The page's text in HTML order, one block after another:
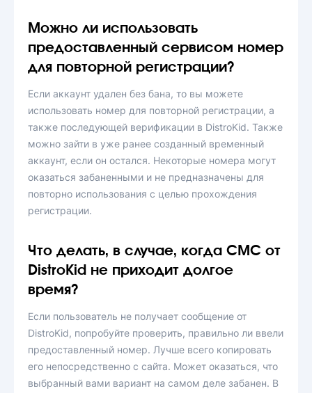
Можно ли использовать
предоставленный сервисом номер
для повторной регистрации?
Если аккаунт удален без бана, то вы можете
использовать номер для повторной регистрации, а
также последующей верификации в DistroKid. Также
можно зайти в уже ранее созданный временный
аккаунт, если он остался. Некоторые номера могут
оказаться забаненными и не предназначены для
повторно использования с целью прохождения
регистрации.
Что делать, в случае, когда СМС от
DistroKid не приходит долгое
время?
Если пользователь не получает сообщение от
DistroKid, попробуйте проверить, правильно ли ввели
предоставленный номер. Лучше всего копировать
его непосредственно с сайта. Может оказаться, что
выбранный вами вариант на самом деле забанен. В